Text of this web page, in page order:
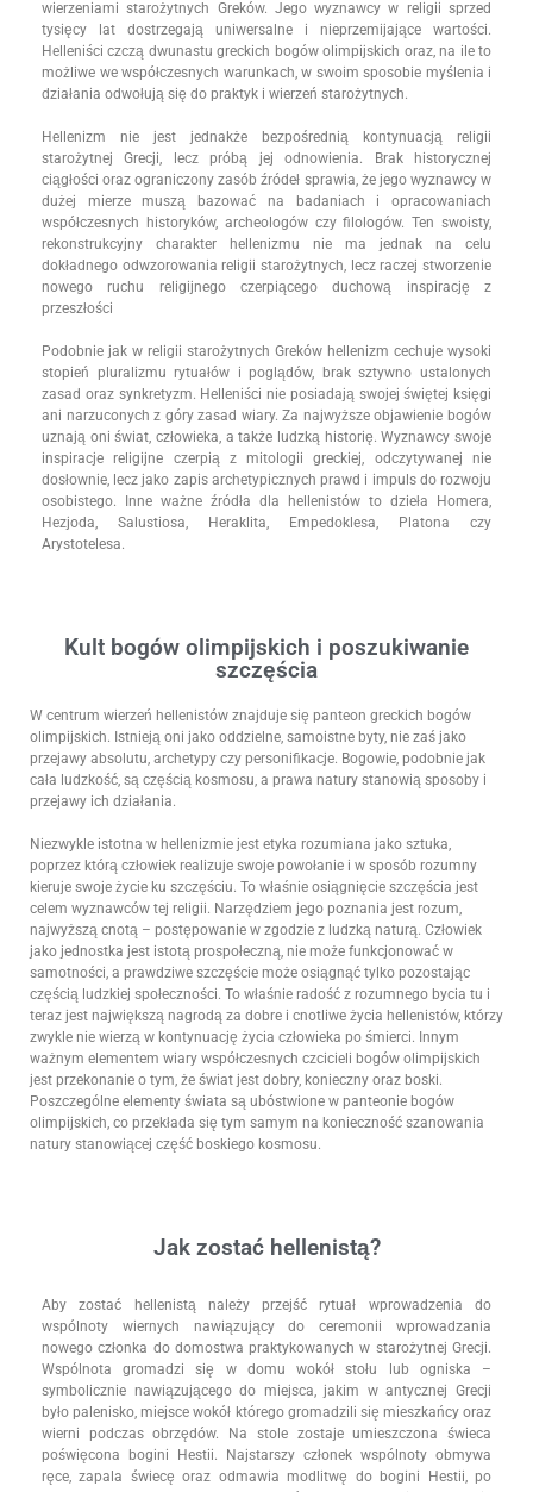
wierzeniami starożytnych Greków. Jego wyznawcy w religii sprzed
tysięcy lat dostrzegają uniwersalne i nieprzemijające wartości.
Helleniści czczą dwunastu greckich bogów olimpijskich oraz, na ile to
możliwe we współczesnych warunkach, w swoim sposobie myślenia i
działania odwołują się do praktyk i wierzeń starożytnych.
Hellenizm nie jest jednakże bezpośrednią kontynuacją religii
starożytnej Grecji, lecz próbą jej odnowienia. Brak historycznej
ciągłości oraz ograniczony zasób źródeł sprawia, że jego wyznawcy w
dużej mierze muszą bazować na badaniach i opracowaniach
współczesnych historyków, archeologów czy filologów. Ten swoisty,
rekonstrukcyjny charakter hellenizmu nie ma jednak na celu
dokładnego odwzorowania religii starożytnych, lecz raczej stworzenie
nowego ruchu religijnego czerpiącego duchową inspirację z
przeszłości
Podobnie jak w religii starożytnych Greków hellenizm cechuje wysoki
stopień pluralizmu rytuałów i poglądów, brak sztywno ustalonych
zasad oraz synkretyzm. Helleniści nie posiadają swojej świętej księgi
ani narzuconych z góry zasad wiary. Za najwyższe objawienie bogów
uznają oni świat, człowieka, a także ludzką historię. Wyznawcy swoje
inspiracje religijne czerpią z mitologii greckiej, odczytywanej nie
dosłownie, lecz jako zapis archetypicznych prawd i impuls do rozwoju
osobistego. Inne ważne źródła dla hellenistów to dzieła Homera,
Hezjoda, Salustiosa, Heraklita, Empedoklesa, Platona czy
Arystotelesa.
Kult bogów olimpijskich i poszukiwanie
szczęścia
W centrum wierzeń hellenistów znajduje się panteon greckich bogów
olimpijskich. Istnieją oni jako oddzielne, samoistne byty, nie zaś jako
przejawy absolutu, archetypy czy personifikacje. Bogowie, podobnie jak
cała ludzkość, są częścią kosmosu, a prawa natury stanowią sposoby i
przejawy ich działania.
Niezwykle istotna w hellenizmie jest etyka rozumiana jako sztuka,
poprzez którą człowiek realizuje swoje powołanie i w sposób rozumny
kieruje swoje życie ku szczęściu. To właśnie osiągnięcie szczęścia jest
celem wyznawców tej religii. Narzędziem jego poznania jest rozum,
najwyższą cnotą – postępowanie w zgodzie z ludzką naturą. Człowiek
jako jednostka jest istotą prospołeczną, nie może funkcjonować w
samotności, a prawdziwe szczęście może osiągnąć tylko pozostając
częścią ludzkiej społeczności. To właśnie radość z rozumnego bycia tu i
teraz jest największą nagrodą za dobre i cnotliwe życia hellenistów, którzy
zwykle nie wierzą w kontynuację życia człowieka po śmierci. Innym
ważnym elementem wiary współczesnych czcicieli bogów olimpijskich
jest przekonanie o tym, że świat jest dobry, konieczny oraz boski.
Poszczególne elementy świata są ubóstwione w panteonie bogów
olimpijskich, co przekłada się tym samym na konieczność szanowania
natury stanowiącej część boskiego kosmosu.
Jak zostać hellenistą?
Aby zostać hellenistą należy przejść rytuał wprowadzenia do
wspólnoty wiernych nawiązujący do ceremonii wprowadzania
nowego członka do domostwa praktykowanych w starożytnej Grecji.
Wspólnota gromadzi się w domu wokół stołu lub ogniska –
symbolicznie nawiązującego do miejsca, jakim w antycznej Grecji
było palenisko, miejsce wokół którego gromadzili się mieszkańcy oraz
wierni podczas obrzędów. Na stole zostaje umieszczona świeca
poświęcona bogini Hestii. Najstarszy członek wspólnoty obmywa
ręce, zapala świecę oraz odmawia modlitwę do bogini Hestii, po